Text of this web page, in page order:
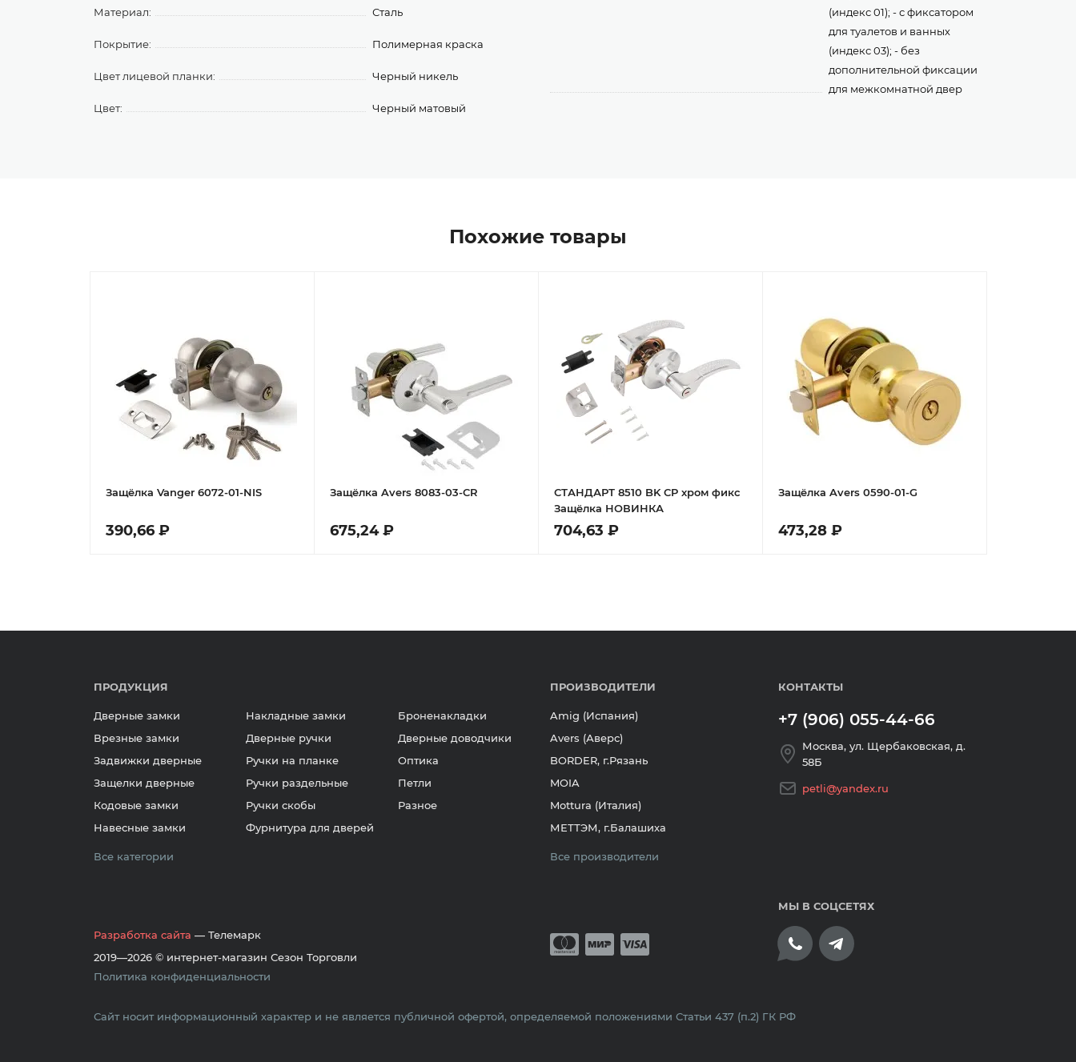
Материал: Сталь
Покрытие: Полимерная краска
Цвет лицевой планки: Черный никель
Цвет: Черный матовый
(индекс 01); - с фиксатором
для туалетов и ванных
(индекс 03); - без
дополнительной фиксации
для межкомнатной двер
Похожие товары
Защёлка Vanger 6072-01-NIS
390,66 ₽
Защёлка Avers 8083-03-CR
675,24 ₽
СТАНДАРТ 8510 BK CP хром фикс
Защёлка НОВИНКА
704,63 ₽
Защёлка Avers 0590-01-G
473,28 ₽
ПРОДУКЦИЯ
Дверные замки
Врезные замки
Задвижки дверные
Защелки дверные
Кодовые замки
Навесные замки
Накладные замки
Дверные ручки
Ручки на планке
Ручки раздельные
Ручки скобы
Фурнитура для дверей
Броненакладки
Дверные доводчики
Оптика
Петли
Разное
Все категории
ПРОИЗВОДИТЕЛИ
Amig (Испания)
Avers (Аверс)
BORDER, г.Рязань
MOIA
Mottura (Италия)
МЕТТЭМ, г.Балашиха
Все производители
КОНТАКТЫ
+7 (906) 055-44-66
Москва, ул. Щербаковская, д.
58Б
petli@yandex.ru
Разработка сайта — Телемарк
2019—2026 © интернет-магазин Сезон Торговли
Политика конфиденциальности
Принимается оплата банковскими картами
МЫ В СОЦСЕТЯХ
Сайт носит информационный характер и не является публичной офертой, определяемой положениями Статьи 437 (п.2) ГК РФ